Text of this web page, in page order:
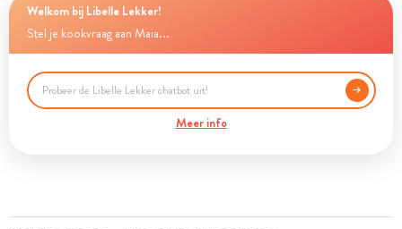
Welkom bij Libelle Lekker!
Stel je kookvraag aan Maia...
Meer info